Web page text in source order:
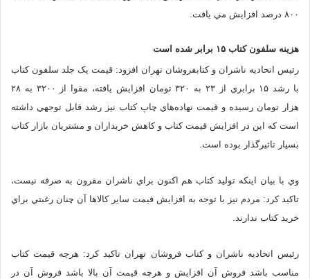
۸۰۰ درصد افزايش مي يافت.
هزينه سلفون کتاب ۱۵ برابر شده است
رئيس اتحاديه ناشران و کتابفروشان تهران افزود: قيمت يک جلد سلفون کتاب
با رشد ۱۵ برابري از ۲۳ به ۳۲۰ تومان افزايش يافته، مقوا از ۳۲۰۰ به ۲۸
هزار تومان رسيده و قيمت نهاده‌هاي چاپ کتاب نيز رشد قابل توجهي داشته
است که اين در افزايش قيمت کتاب و کاهش خريداران و مشتريان بازار کتاب
بسيار تاثيرگذار بوده است.
وي با بيان اينکه توليد کتاب هم اکنون براي ناشران مقرون به صرفه نيست،
تاکيد کرد: مردم نيز با توجه به افزايش قيمت ساير کالاها آن چنان رغبتي براي
خريد کتاب ندارند.
رئيس اتحاديه ناشران و کتاب فروشان تهران تاکيد کرد: هرچه قيمت کتاب
مناسب باشد فروش آن افزايش و هرچه قيمت آن بالا باشد فروش آن در